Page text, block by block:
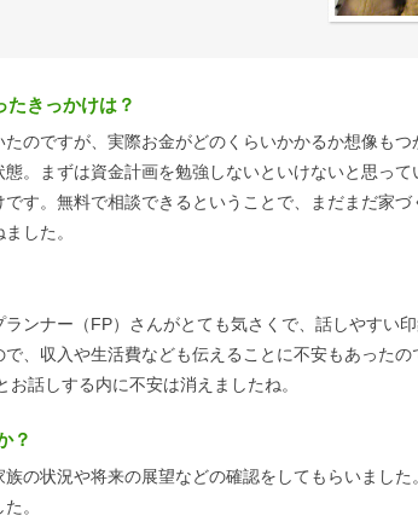
きっかけは？
のですが、実際お金がどのくらいかかるか想像もつ
。まずは資金計画を勉強しないといけないと思って
す。無料で相談できるということで、まだまだ家づ
した。
ンナー（FP）さんがとても気さくで、話しやすい
、収入や生活費なども伝えることに不安もあったの
話しする内に不安は消えましたね。
？
の状況や将来の展望などの確認をしてもらいました
。